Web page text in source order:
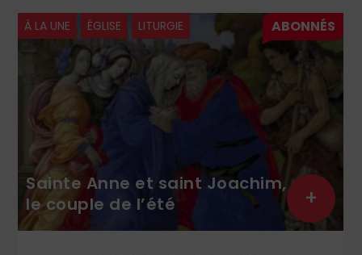
À LA UNE ÉGLISE LITURGIE
Sainte Anne et saint Joachim,
le couple de l’été
+